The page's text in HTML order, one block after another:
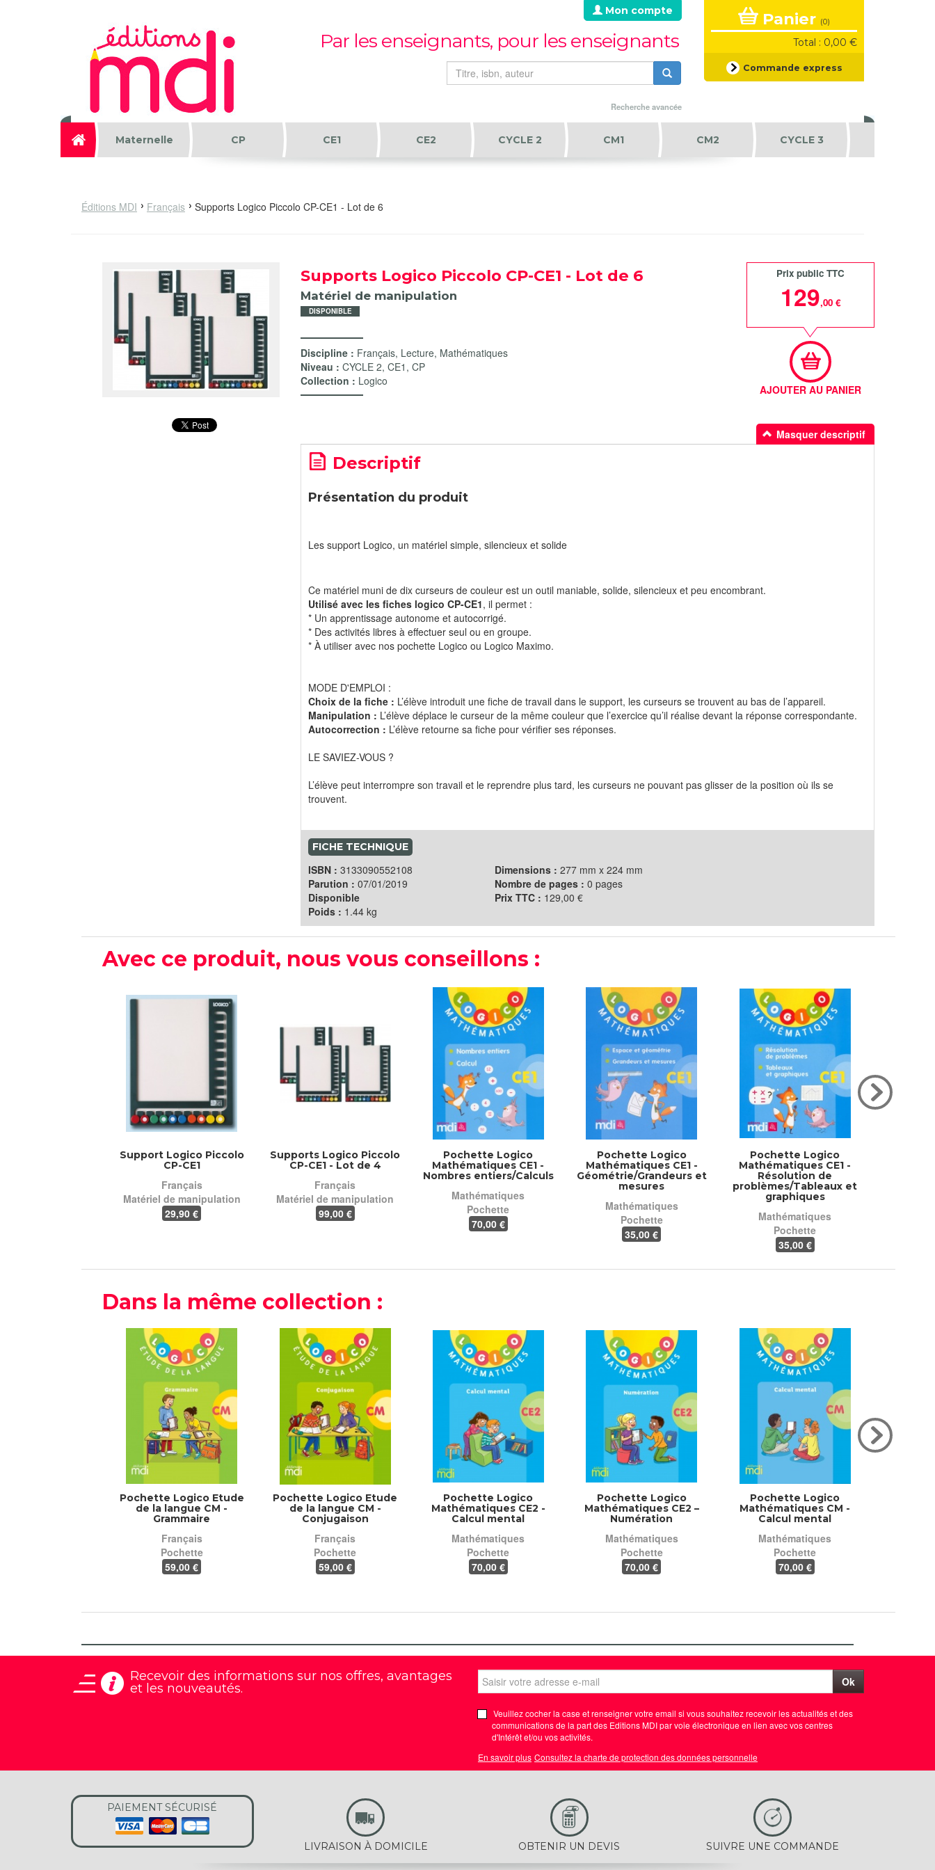
Mon compte
Par les enseignants, pour les enseignants
Formulaire
de
Recherche avancée
Panier (0)
Total : 0,00 €
Commande express
Maternelle CP CE1 CE2 CYCLE 2 CM1 CM2 CYCLE 3
Éditions MDI Français Supports Logico Piccolo CP-CE1 - Lot de 6
Supports Logico Piccolo CP-CE1 - Lot de 6
Matériel de manipulation
DISPONIBLE
Discipline : Français, Lecture, Mathématiques
Niveau : CYCLE 2, CE1 , CP
Collection : Logico
Prix public TTC
129,00 €
AJOUTER AU PANIER
Masquer descriptif
Descriptif
Présentation du produit
Les support Logico, un matériel simple, silencieux et solide
Ce matériel muni de dix curseurs de couleur est un outil maniable, solide, silencieux et peu encombrant.
Utilisé avec les fiches logico CP-CE1, il permet :
* Un apprentissage autonome et autocorrigé.
* Des activités libres à effectuer seul ou en groupe.
* À utiliser avec nos pochette Logico ou Logico Maximo.
MODE D'EMPLOI :
Choix de la fiche : L’élève introduit une fiche de travail dans le support, les curseurs se trouvent au bas de l’appareil.
Manipulation : L’élève déplace le curseur de la même couleur que l’exercice qu’il réalise devant la réponse correspondante.
Autocorrection : L’élève retourne sa fiche pour vérifier ses réponses.
​LE SAVIEZ-VOUS ?
L’élève peut interrompre son travail et le reprendre plus tard, les curseurs ne pouvant pas glisser de la position où ils se
trouvent.
FICHE TECHNIQUE
ISBN : 3133090552108
Parution : 07/01/2019
Disponible
Poids : 1.44 kg
Dimensions : 277 mm x 224 mm
Nombre de pages : 0 pages
Prix TTC : 129,00 €
Avec ce produit, nous vous conseillons :
Support Logico Piccolo
CP-CE1
Français
Matériel de manipulation
29,90 €
Supports Logico Piccolo
CP-CE1 - Lot de 4
Français
Matériel de manipulation
99,00 €
Pochette Logico
Mathématiques CE1 -
Nombres entiers/Calculs
Mathématiques
Pochette
70,00 €
Pochette Logico
Mathématiques CE1 -
Géométrie/Grandeurs et
mesures
Mathématiques
Pochette
35,00 €
Pochette Logico
Mathématiques CE1 -
Résolution de
problèmes/Tableaux et
graphiques
Mathématiques
Pochette
35,00 €
Dans la même collection :
Pochette Logico Etude
de la langue CM -
Grammaire
Français
Pochette
59,00 €
Pochette Logico Etude
de la langue CM -
Conjugaison
Français
Pochette
59,00 €
Pochette Logico
Mathématiques CE2 -
Calcul mental
Mathématiques
Pochette
70,00 €
Pochette Logico
Mathématiques CE2 –
Numération
Mathématiques
Pochette
70,00 €
Pochette Logico
Mathématiques CM -
Calcul mental
Mathématiques
Pochette
70,00 €
Recevoir des informations sur nos offres, avantages
et les nouveautés.
Ok
Veuillez cocher la case et renseigner votre email si vous souhaitez recevoir les actualités et des
communications de la part des Editions MDI par voie électronique en lien avec vos centres
d'Intérêt et/ou vos activités.
En savoir plus Consultez la charte de protection des données personnelle
PAIEMENT SÉCURISÉ
LIVRAISON À DOMICILE OBTENIR UN DEVIS SUIVRE UNE COMMANDE